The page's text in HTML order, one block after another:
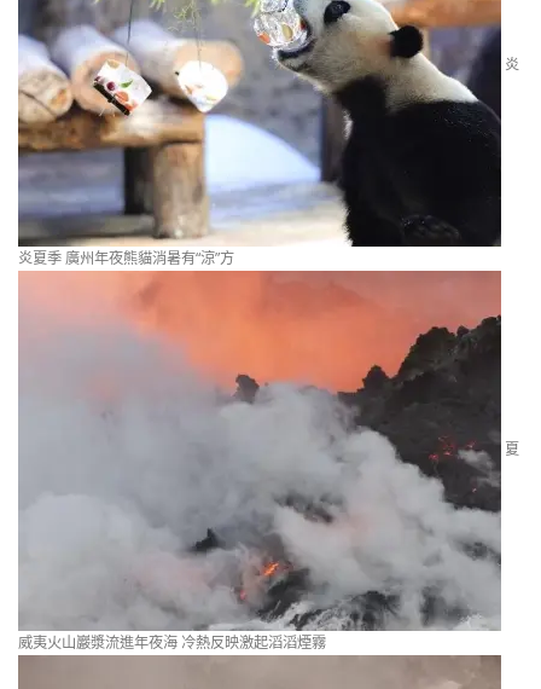
炎
炎夏季 廣州年夜熊貓消暑有“涼”方
夏
威夷火山巖漿流進年夜海 冷熱反映激起滔滔煙霧